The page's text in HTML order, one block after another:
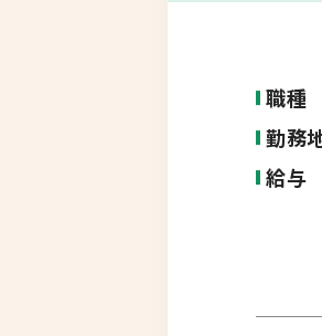
運営会社について
釧
オ
職種
勤務
給与